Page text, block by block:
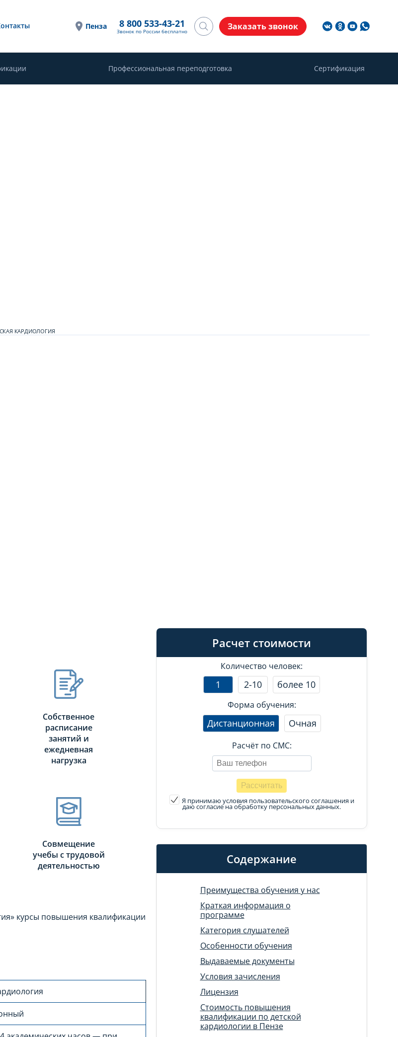
КАРДИОЛОГИЯ
Расчет стоимости
Количество человек:
1 2-10 более 10
Форма обучения:
Дистанционная Очная
Расчёт по СМС:
Я принимаю условия пользовательского соглашения и
даю согласие на обработку персональных данных.
Содержание
Преимущества обучения у нас
Краткая информация о
программе
Категория слушателей
Особенности обучения
Выдаваемые документы
Условия зачисления
Лицензия
Стоимость повышения
квалификации по детской
кардиологии в Пензе
Собственное
расписание
занятий и
ежедневная
нагрузка
Совмещение
учебы с трудовой
деятельностью
курсы повышения квалификации
Пенза 8 800 533-43-21
Звонок по России бесплатно Заказать звонок
Профессиональная переподготовка Сертификация